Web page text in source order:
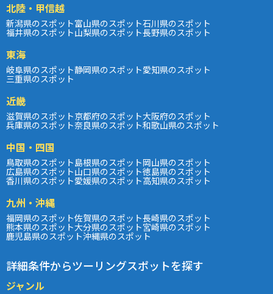
北陸・甲信越
新潟県のスポット富山県のスポット石川県のスポット
福井県のスポット山梨県のスポット長野県のスポット
東海
岐阜県のスポット静岡県のスポット愛知県のスポット
三重県のスポット
近畿
滋賀県のスポット京都府のスポット大阪府のスポット
兵庫県のスポット奈良県のスポット和歌山県のスポット
中国・四国
鳥取県のスポット島根県のスポット岡山県のスポット
広島県のスポット山口県のスポット徳島県のスポット
香川県のスポット愛媛県のスポット高知県のスポット
九州・沖縄
福岡県のスポット佐賀県のスポット長崎県のスポット
熊本県のスポット大分県のスポット宮崎県のスポット
鹿児島県のスポット沖縄県のスポット
詳細条件からツーリングスポットを探す
ジャンル